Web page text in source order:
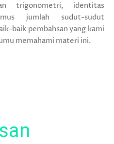
trigonometri, identitas
jumlah sudut-sudut
baik pembahsan yang kami
memahami materi ini.